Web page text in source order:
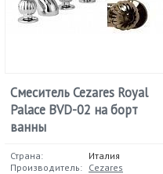
Смеситель Cezares Royal
Palace BVD-02 на борт
ванны
Страна:
Италия
Производитель: Cezares